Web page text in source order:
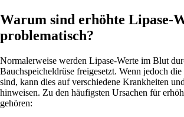
Warum sind erhöhte Lipase-
problematisch?
Normalerweise werden Lipase-Werte im Blut
Bauchspeicheldrüse freigesetzt. Wenn jedoch
sind, kann dies auf verschiedene Krankheiten
hinweisen. Zu den häufigsten Ursachen für
gehören: